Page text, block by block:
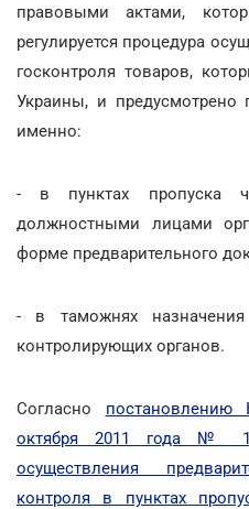
правовыми актами,
регулируется процедура
госконтроля товаров,
Украины, и предусмотрено
именно:
- в пунктах пропуска
должностными лицами
форме предварительного
- в таможнях
контролирующих органов.
Согласно
октября 2011 года №
осуществления
контроля в пунктах